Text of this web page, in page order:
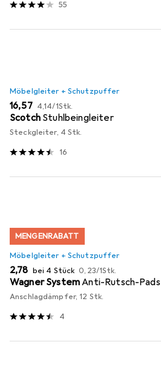
55
Möbelgleiter + Schutzpuffer
EUR
16,57 EUR
4,14/1Stk.
Scotch Stuhlbeingleiter
Steckgleiter, 4 Stk.
16
MENGENRABATT
Möbelgleiter + Schutzpuffer
EUR
2,78 bei 4 Stück EUR
0,23/1Stk.
Wagner SystemAnti-Rutsch-Pads
Anschlagdämpfer, 12 Stk.
4